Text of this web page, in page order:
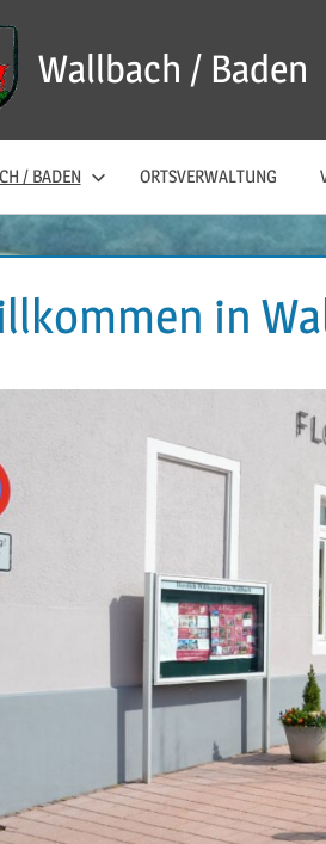
Wallbach / Baden
/ BADEN ORTSVERWALTUNG
in